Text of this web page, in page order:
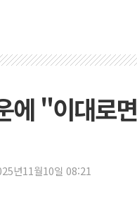
에 "이대로
년11월10일 08:21